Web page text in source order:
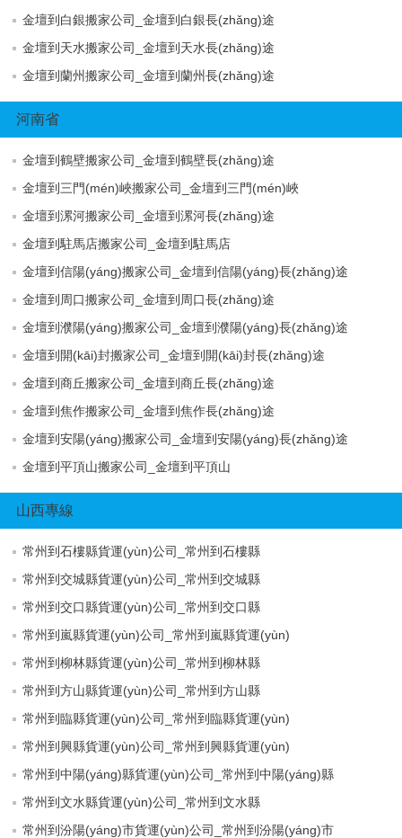
金壇到白銀搬家公司_金壇到白銀長(zhǎng)途
金壇到天水搬家公司_金壇到天水長(zhǎng)途
金壇到蘭州搬家公司_金壇到蘭州長(zhǎng)途
河南省
金壇到鶴壁搬家公司_金壇到鶴壁長(zhǎng)途
金壇到三門(mén)峽搬家公司_金壇到三門(mén)峽
金壇到漯河搬家公司_金壇到漯河長(zhǎng)途
金壇到駐馬店搬家公司_金壇到駐馬店
金壇到信陽(yáng)搬家公司_金壇到信陽(yáng)長(zhǎng)途
金壇到周口搬家公司_金壇到周口長(zhǎng)途
金壇到濮陽(yáng)搬家公司_金壇到濮陽(yáng)長(zhǎng)途
金壇到開(kāi)封搬家公司_金壇到開(kāi)封長(zhǎng)途
金壇到商丘搬家公司_金壇到商丘長(zhǎng)途
金壇到焦作搬家公司_金壇到焦作長(zhǎng)途
金壇到安陽(yáng)搬家公司_金壇到安陽(yáng)長(zhǎng)途
金壇到平頂山搬家公司_金壇到平頂山
山西專線
常州到石樓縣貨運(yùn)公司_常州到石樓縣
常州到交城縣貨運(yùn)公司_常州到交城縣
常州到交口縣貨運(yùn)公司_常州到交口縣
常州到嵐縣貨運(yùn)公司_常州到嵐縣貨運(yùn)
常州到柳林縣貨運(yùn)公司_常州到柳林縣
常州到方山縣貨運(yùn)公司_常州到方山縣
常州到臨縣貨運(yùn)公司_常州到臨縣貨運(yùn)
常州到興縣貨運(yùn)公司_常州到興縣貨運(yùn)
常州到中陽(yáng)縣貨運(yùn)公司_常州到中陽(yáng)縣
常州到文水縣貨運(yùn)公司_常州到文水縣
常州到汾陽(yáng)市貨運(yùn)公司_常州到汾陽(yáng)市